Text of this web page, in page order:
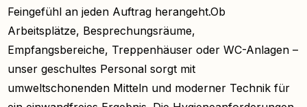
Feingefühl an jeden Auftrag herangeht.Ob
Arbeitsplätze, Besprechungsräume,
Empfangsbereiche, Treppenhäuser oder WC-Anlagen –
unser geschultes Personal sorgt mit
umweltschonenden Mitteln und moderner Technik für